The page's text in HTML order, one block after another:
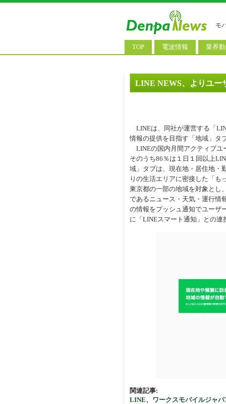
モ
TOP 電波情報
基地局ニュース
業界
決算情
料金改
LINE NEWS、よりユー
LINEは、同社が運営する「
情報の提供を目指す「地域」タ
LINEの国内月間アクティブユ
そのうち86％は１日１回以上
域」タブは、現在地・居住地・
りの生活エリアに密接した「も
東京都の一部の地域を対象とし
であるニュース・天気・運行情
の情報をプッシュ通知でユーザ
に「LINEスマート通知」との
関連記事:
LINE、ワークスモバイルジャ